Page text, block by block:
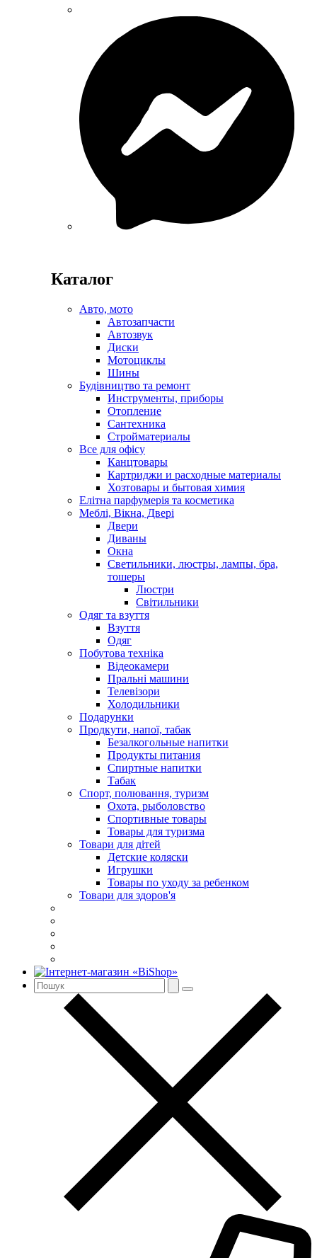
Каталог
Авто, мото
Автозапчасти
Автозвук
Диски
Мотоциклы
Шины
Будівництво та ремонт
Инструменты, приборы
Отопление
Сантехника
Стройматериалы
Все для офісу
Канцтовары
Картриджи и расходные материалы
Хозтовары и бытовая химия
Елітна парфумерія та косметика
Меблі, Вікна, Двері
Двери
Диваны
Окна
Светильники, люстры, лампы, бра,
тошеры
Люстри
Світильники
Одяг та взуття
Взуття
Одяг
Побутова техніка
Відеокамери
Пральні машини
Телевізори
Холодильники
Подарунки
Продкути, напої, табак
Безалкогольные напитки
Продукты питания
Спиртные напитки
Табак
Спорт, полювання, туризм
Охота, рыболовство
Спортивные товары
Товары для туризма
Товари для дітей
Детские коляски
Игрушки
Товары по уходу за ребенком
Товари для здоров'я